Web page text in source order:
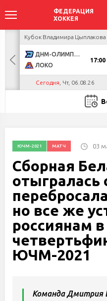
Кубок Владимира Цыплакова
ДНМ-ОЛИМПИК
ЛОКО
17:00
Сегодня , Чт, 06.08.26
ЮЧМ-2021 МАТЧ 03
Сборная
отыгралась
но все же
россиянам в
ЮЧМ-2021
Команда Дмитрия